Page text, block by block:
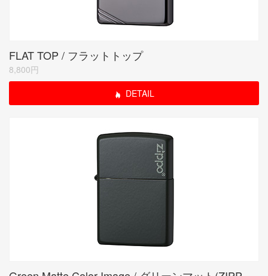
FLAT TOP / フラットトップ
8,800円
DETAIL